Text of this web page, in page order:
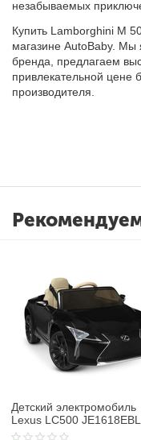
незабываемых
Купить Lamborghini M
магазинеAutoBaby. Мы
бренда, предлагаем
привлекательной цене
производителя.
Детский электромобиль
Lexus LC500